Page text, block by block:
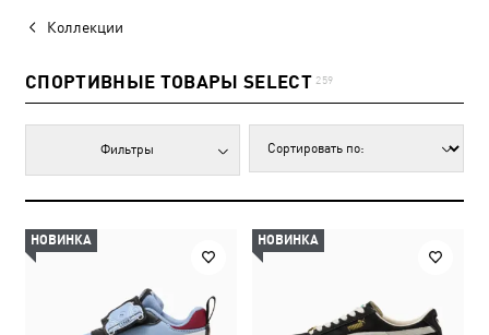
Коллекции
СПОРТИВНЫЕ ТОВАРЫ SELECT 259
Фильтры
НОВИНКА НОВИНКА